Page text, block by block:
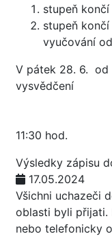
stupeň
stupeň
vyučování
V pátek 28. 6. od
vysvědčení
9:00 hod.
obědy se
11:30 hod.
Výsledky zápisu
17.05.2024
Všichni uchazeči
oblasti byli přijati.
nebo telefonicky